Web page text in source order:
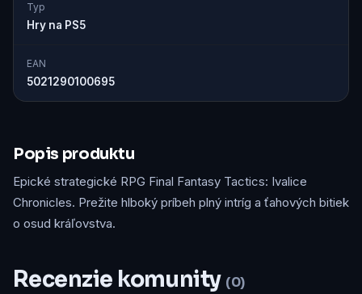
Typ
Hry na PS5
EAN
5021290100695
Popis produktu
Epické strategické RPG Final Fantasy Tactics: Ivalice
Chronicles. Prežite hlboký príbeh plný intríg a ťahových bitiek
o osud kráľovstva.
Recenzie komunity (0)